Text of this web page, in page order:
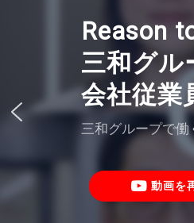
Reason
三和グル
会社従業
三和グループで働
動画を